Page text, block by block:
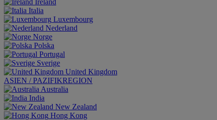
Ireland
Italia
Luxembourg
Nederland
Norge
Polska
Portugal
Sverige
United Kingdom
ASIEN / PAZIFIKREGION
Australia
India
New Zealand
Hong Kong